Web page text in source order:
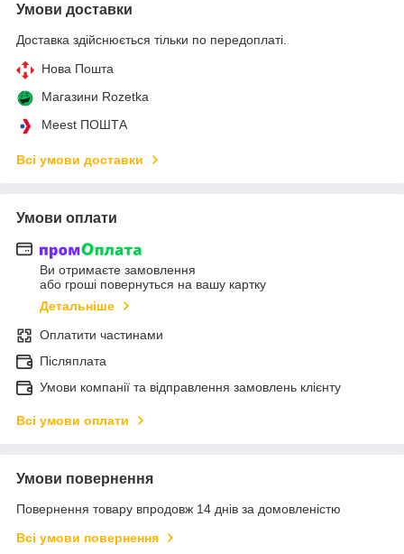
Умови доставки
Доставка здійснюється тільки по передоплаті.
Нова Пошта
Магазини Rozetka
Meest ПОШТА
Всі умови доставки
Умови оплати
Ви отримаєте замовлення
або гроші повернуться на вашу картку
Детальніше
Оплатити частинами
Післяплата
Умови компанії та відправлення замовлень клієнту
Всі умови оплати
Умови повернення
Повернення товару впродовж 14 днів за домовленістю
Всі умови повернення